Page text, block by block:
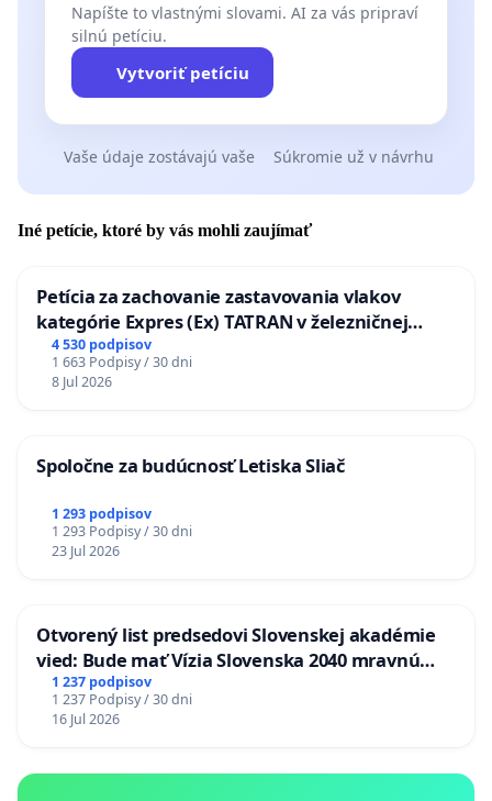
Napíšte to vlastnými slovami. AI za vás pripraví
silnú petíciu.
Vytvoriť petíciu
Vaše údaje zostávajú vaše Súkromie už v návrhu
Iné petície, ktoré by vás mohli zaujímať
Petícia za zachovanie zastavovania vlakov
kategórie Expres (Ex) TATRAN v železničnej
stanici Púchov
4 530 podpisov
1 663 Podpisy / 30 dni
8 Jul 2026
Spoločne za budúcnosť Letiska Sliač
1 293 podpisov
1 293 Podpisy / 30 dni
23 Jul 2026
Otvorený list predsedovi Slovenskej akadémie
vied: Bude mať Vízia Slovenska 2040 mravnú
chrbticu?
1 237 podpisov
1 237 Podpisy / 30 dni
16 Jul 2026